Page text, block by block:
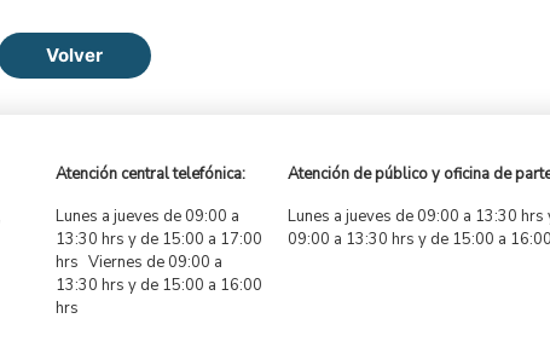
Volver
Atención central telefónica:
Lunes a jueves de 09:00 a
13:30 hrs y de 15:00 a 17:00
hrs Viernes de 09:00 a
13:30 hrs y de 15:00 a 16:00
hrs
Atención de público y oficina de
Lunes a jueves de 09:00 a 13:30
09:00 a 13:30 hrs y de 15:00 a